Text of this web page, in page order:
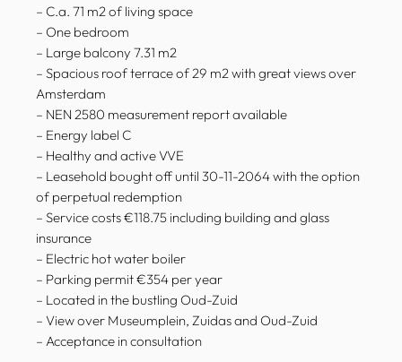
– C.a. 71 m2 of living space
– One bedroom
– Large balcony 7.31 m2
– Spacious roof terrace of 29 m2 with great views over
Amsterdam
– NEN 2580 measurement report available
– Energy label C
– Healthy and active VVE
– Leasehold bought off until 30-11-2064 with the option
of perpetual redemption
– Service costs €118.75 including building and glass
insurance
– Electric hot water boiler
– Parking permit €354 per year
– Located in the bustling Oud-Zuid
– View over Museumplein, Zuidas and Oud-Zuid
– Acceptance in consultation